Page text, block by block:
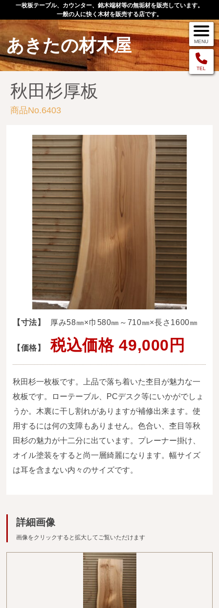
一枚板テーブル、カウンター、銘木端材等の無垢材を販売しています。
一般の人に快く木材を販売する店です。
あきたの材木屋
TEL
MENU
メニュー
TOP
作品例
手作りオーダー家具
店舗案内
お問い合わせ
お客様の声
お買い物の流れ
送料・お支払い方法について
ご注文前の注意点
Attention
before ordering
一枚板を直販できる店
オイル塗装の
メンテナンスについて
オーダー加工について
当店の考え方
カテゴリー
広葉樹一枚板
銘木製品
秋田杉厚板
商品No.6403
【寸法】 厚み58㎜×巾580㎜～710㎜×長さ1600㎜
【価格】 税込価格 49,000円
秋田杉一枚板です。上品で落ち着いた杢目が魅力な一
枚板です。ローテーブル、PCデスク等にいかがでしょ
うか。木裏に干し割れがありますが補修出来ます。使
用するには何の支障もありません。色合い、杢目等秋
田杉の魅力が十二分に出ています。プレーナー掛け、
オイル塗装をすると尚一層綺麗になります。幅サイズ
は耳を含まない内々のサイズです。
詳細画像
画像をクリックすると拡大してご覧いただけます